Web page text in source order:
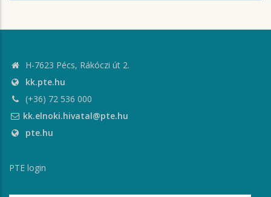
H-7623 Pécs, Rákóczi út 2.
kk.pte.hu
(+36) 72 536 000
kk.elnoki.hivatal@pte.hu
pte.hu
PTE login